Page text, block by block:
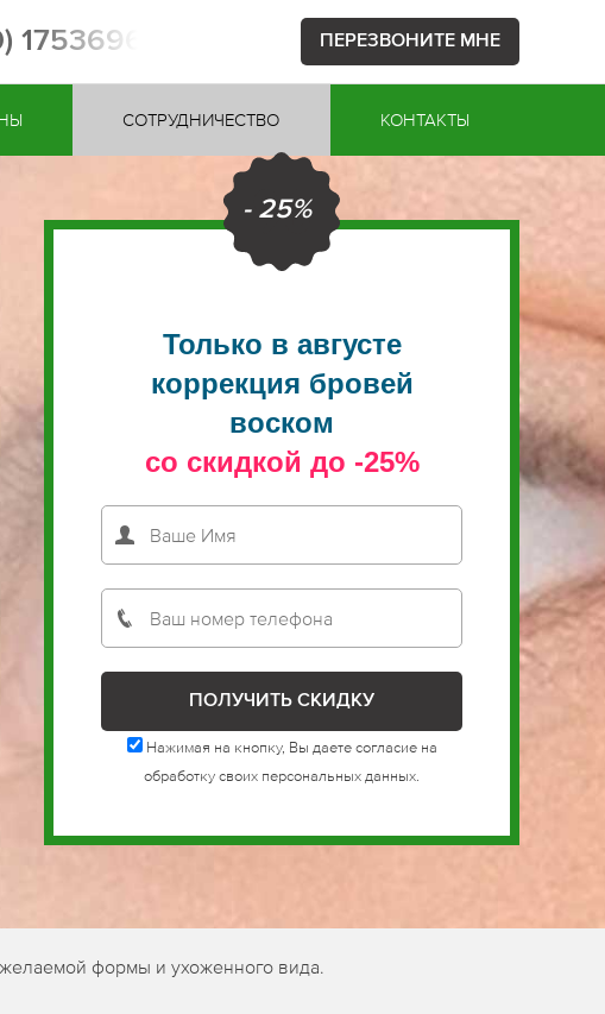
1753696 ПЕРЕЗВОНИТЕ МНЕ
СОТРУДНИЧЕСТВО КОНТАКТЫ
- 25%
Только в августе
коррекция бровей
воском
со скидкой до -25%
Нажимая на кнопку, Вы даете согласие на
обработку своих персональных данных.
формы и ухоженного вида.